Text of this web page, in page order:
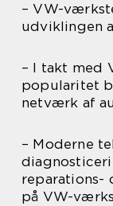
– VW-
udviklingen
– I takt med
popularitet
netværk af
– Moderne
reparations-
på VW-